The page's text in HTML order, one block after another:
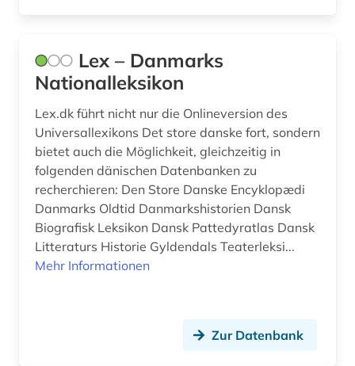
Lex – Danmarks
Nationalleksikon
Lex.dk führt nicht nur die Onlineversion des
Universallexikons Det store danske fort, sondern
bietet auch die Möglichkeit, gleichzeitig in
folgenden dänischen Datenbanken zu
recherchieren: Den Store Danske Encyklopædi
Danmarks Oldtid Danmarkshistorien Dansk
Biografisk Leksikon Dansk Pattedyratlas Dansk
Litteraturs Historie Gyldendals Teaterleksi...
Mehr Informationen
Zur Datenbank